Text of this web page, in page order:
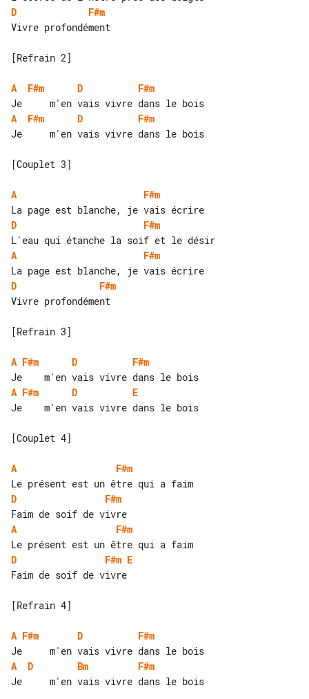
D
F#m
Vivre profondément
[Refrain 2]
A F#m D
F#m
A
F#m D
F#m
Je     m'en vais vivre dans le bois
[Couplet 3]
A
F#m
D
F#m
A
F#m
D
F#m
Vivre profondément
[Refrain 3]
A F#m D
F#m
A F#m D
E
Je    m'en vais vivre dans le bois
[Couplet 4]
A
F#m
D
F#m
A
F#m
D
F#m E
Faim de soif de vivre
[Refrain 4]
A F#m D
F#m
A
D Bm
F#m
Je     m'en vais vivre dans le bois